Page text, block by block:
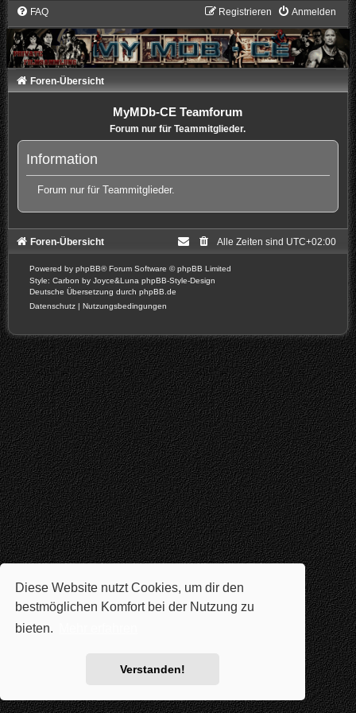
Diese Website nutzt Cookies, um dir den
bestmöglichen Komfort bei der Nutzung zu
bieten.
Verstanden!
FAQ Anmelden
Registrieren
Foren-Übersicht
MyMDb-CE Teamforum
Forum nur für Teammitglieder.
Information
Forum nur für Teammitglieder.
Foren-Übersicht Alle Zeiten sind UTC+02:00
Powered by phpBB® Forum Software © phpBB Limited
Style: Carbon by Joyce&Luna phpBB-Style-Design
Deutsche Übersetzung durch phpBB.de
Datenschutz | Nutzungsbedingungen